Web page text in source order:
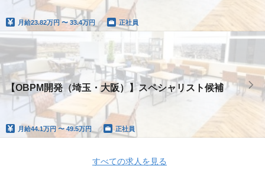
月給23.82万円 〜 33.4万円 正社員
【OBPM開発（埼玉・大阪）】スペシャリスト候補
月給44.1万円 〜 49.5万円 正社員
すべての求人を見る